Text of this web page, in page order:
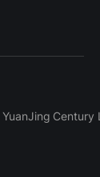
Century